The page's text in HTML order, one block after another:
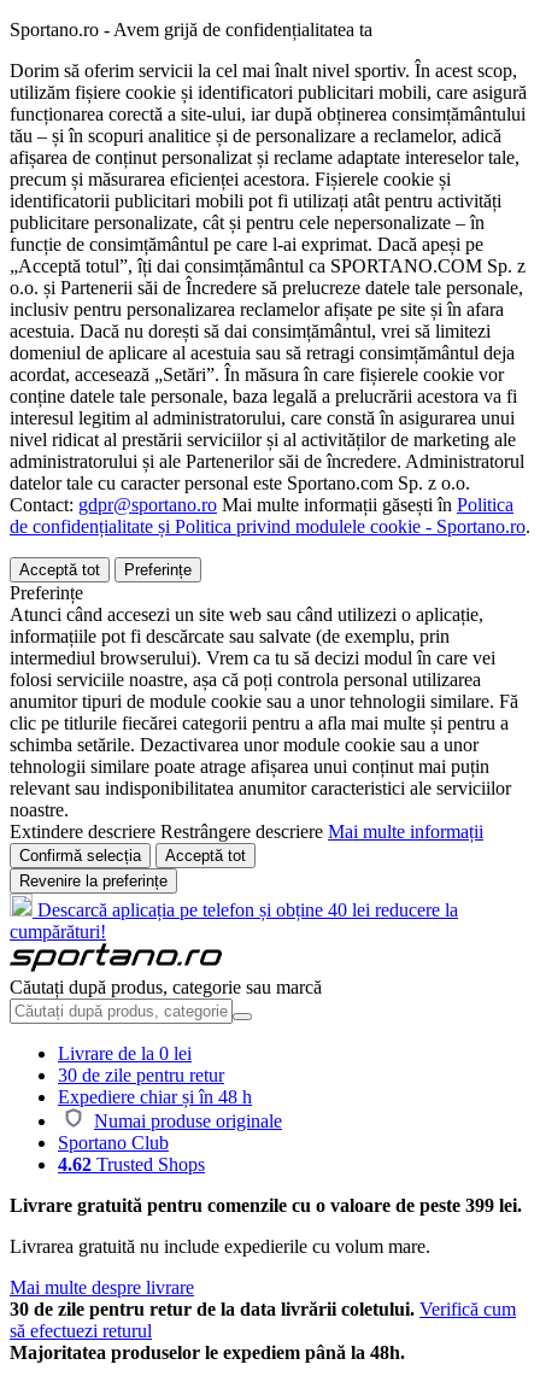
Sportano.ro - Avem grijă de confidențialitatea ta
Dorim să oferim servicii la cel mai înalt nivel sportiv. În acest scop,
utilizăm fișiere cookie și identificatori publicitari mobili, care asigură
funcționarea corectă a site-ului, iar după obținerea consimțământului
tău – și în scopuri analitice și de personalizare a reclamelor, adică
afișarea de conținut personalizat și reclame adaptate intereselor tale,
precum și măsurarea eficienței acestora. Fișierele cookie și
identificatorii publicitari mobili pot fi utilizați atât pentru activități
publicitare personalizate, cât și pentru cele nepersonalizate – în
funcție de consimțământul pe care l-ai exprimat. Dacă apeși pe
„Acceptă totul”, îți dai consimțământul ca SPORTANO.COM Sp. z
o.o. și Partenerii săi de Încredere să prelucreze datele tale personale,
inclusiv pentru personalizarea reclamelor afișate pe site și în afara
acestuia. Dacă nu dorești să dai consimțământul, vrei să limitezi
domeniul de aplicare al acestuia sau să retragi consimțământul deja
acordat, accesează „Setări”. În măsura în care fișierele cookie vor
conține datele tale personale, baza legală a prelucrării acestora va fi
interesul legitim al administratorului, care constă în asigurarea unui
nivel ridicat al prestării serviciilor și al activităților de marketing ale
administratorului și ale Partenerilor săi de încredere. Administratorul
datelor tale cu caracter personal este Sportano.com Sp. z o.o.
Contact: gdpr@sportano.ro Mai multe informații găsești în Politica
de confidențialitate și Politica privind modulele cookie - Sportano.ro.
Acceptă tot Preferințe
Preferințe
Atunci când accesezi un site web sau când utilizezi o aplicație,
informațiile pot fi descărcate sau salvate (de exemplu, prin
intermediul browserului). Vrem ca tu să decizi modul în care vei
folosi serviciile noastre, așa că poți controla personal utilizarea
anumitor tipuri de module cookie sau a unor tehnologii similare. Fă
clic pe titlurile fiecărei categorii pentru a afla mai multe și pentru a
schimba setările. Dezactivarea unor module cookie sau a unor
tehnologii similare poate atrage afișarea unui conținut mai puțin
relevant sau indisponibilitatea anumitor caracteristici ale serviciilor
noastre.
Extindere descriere Restrângere descriere Mai multe informații
Confirmă selecția
Acceptă tot
Revenire la preferințe
Descarcă aplicația pe telefon și obține 40 lei reducere la
cumpărături!
Căutați după produs, categorie sau marcă
Livrare de la 0 lei
30 de zile pentru retur
Expediere chiar și în 48 h
Numai produse originale
Sportano Club
4.62 Trusted Shops
Livrare gratuită pentru comenzile cu o valoare de peste 399 lei.
Livrarea gratuită nu include expedierile cu volum mare.
Mai multe despre livrare
30 de zile pentru retur de la data livrării coletului. Verifică cum
să efectuezi returul
Majoritatea produselor le expediem până la 48h.